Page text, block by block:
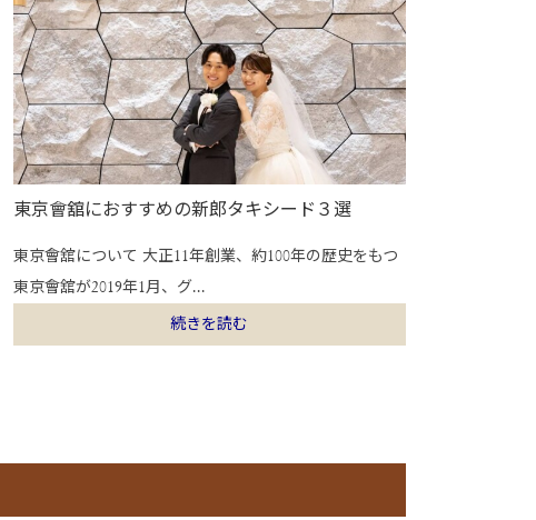
東京會舘におすすめの新郎タキシード３選
東京會舘について 大正11年創業、約100年の歴史をもつ
東京會舘が2019年1月、グ...
続きを読む